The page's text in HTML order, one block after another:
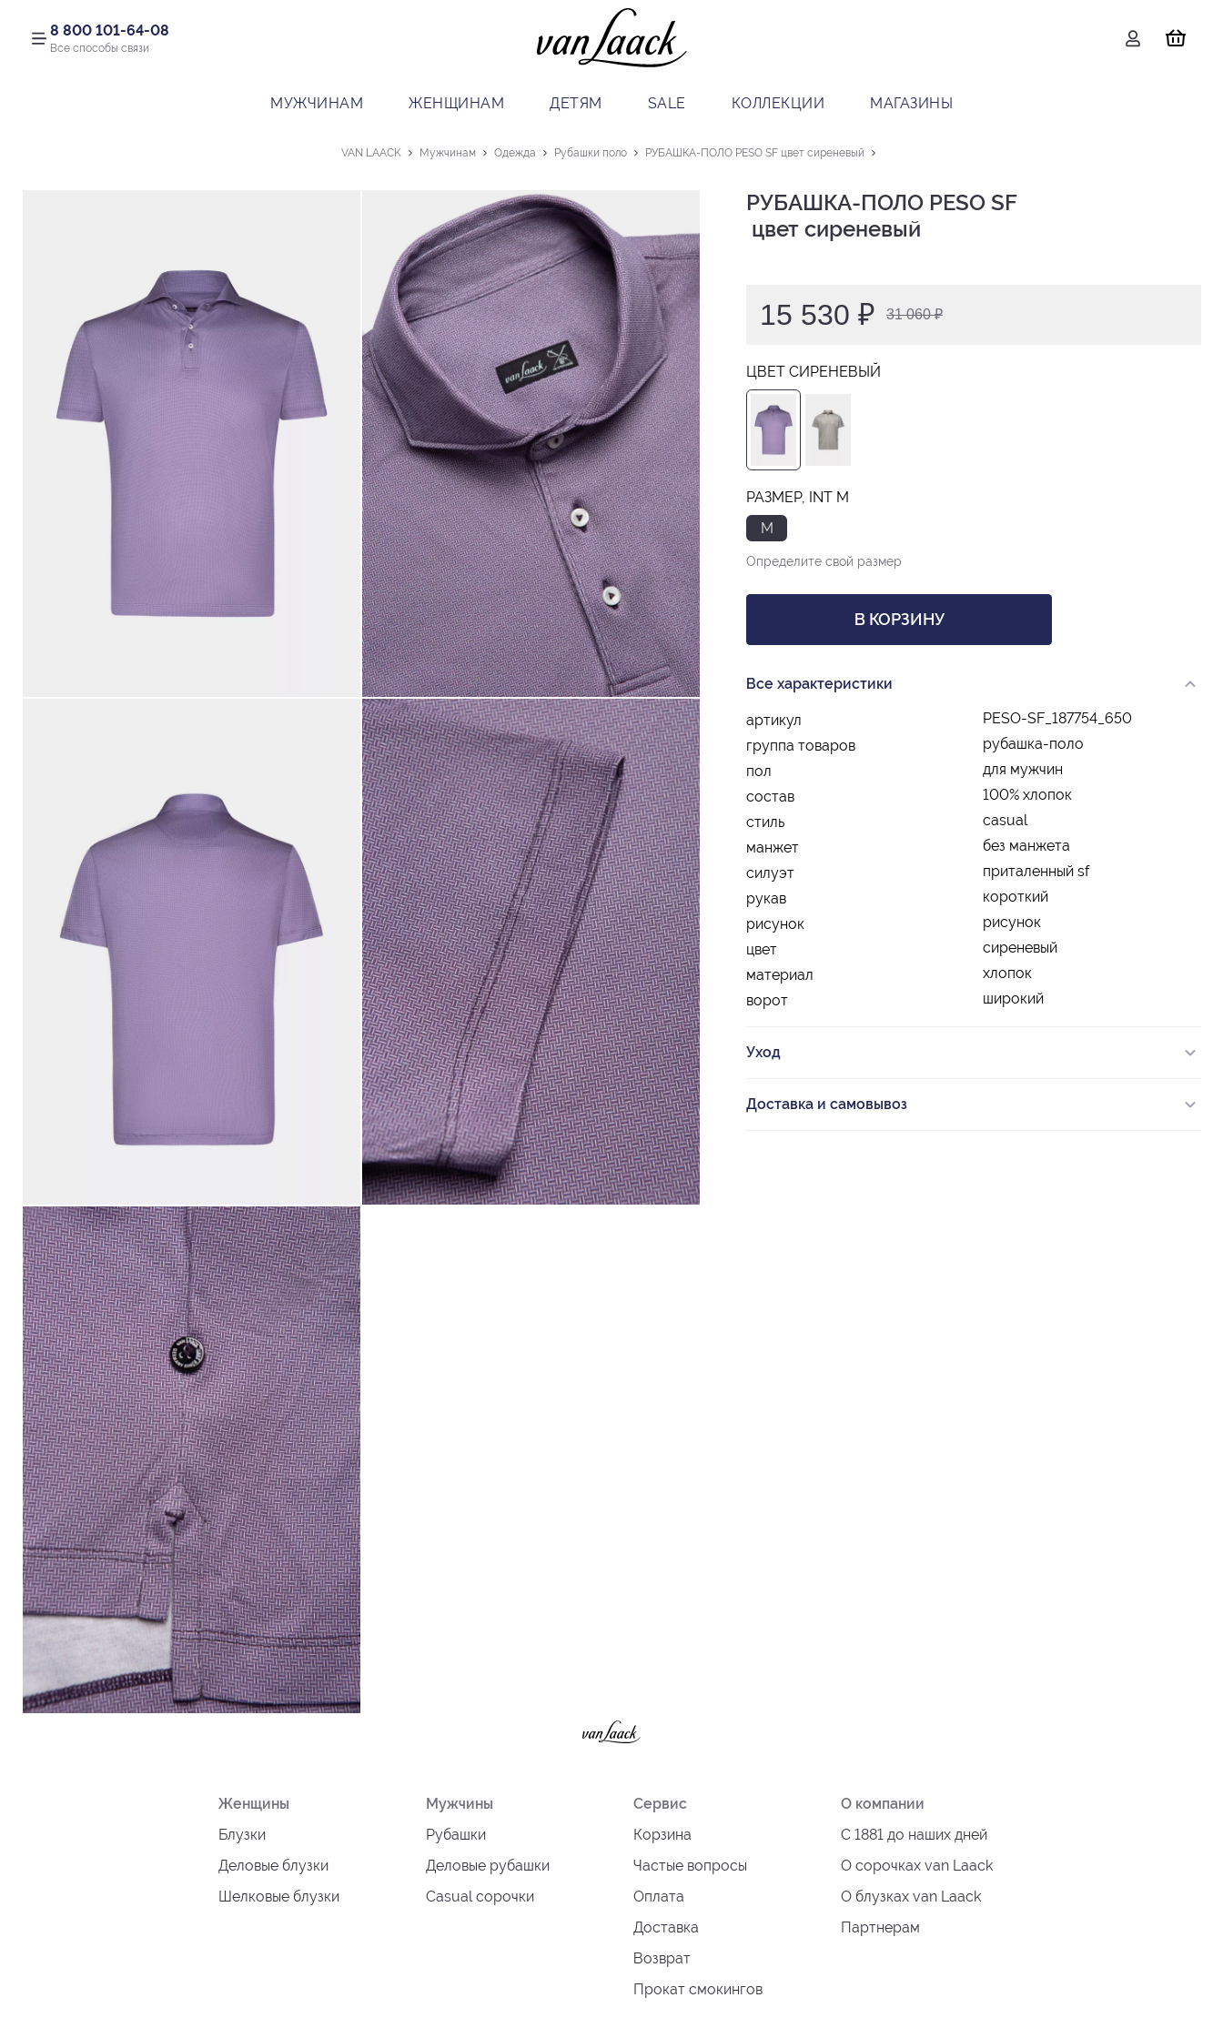
8 800 101-64-08
Все способы связи
МУЖЧИНАМ ЖЕНЩИНАМ ДЕТЯМ SALE КОЛЛЕКЦИИ МАГАЗИНЫ
VAN LAACK Мужчинам Одежда Рубашки поло РУБАШКА-ПОЛО PESO SF цвет сиреневый
РУБАШКА-ПОЛО PESO SF
цвет сиреневый
15 530 ₽ 31 060 ₽
ЦВЕТ СИРЕНЕВЫЙ
РАЗМЕР, INT M
M
Определите свой размер
В КОРЗИНУ
Все характеристики
артикул
PESO-SF_187754_650
группа товаров
рубашка-поло
пол
для мужчин
состав
100% хлопок
стиль
casual
манжет
без манжета
силуэт
приталенный sf
рукав
короткий
рисунок
рисунок
цвет
сиреневый
материал
хлопок
ворот
широкий
Уход
Доставка и самовывоз
Женщины
Блузки
Деловые блузки
Шелковые блузки
Мужчины
Рубашки
Деловые рубашки
Casual сорочки
Сервис
Корзина
Частые вопросы
Оплата
Доставка
Возврат
Прокат смокингов
О компании
С 1881 до наших дней
О сорочках van Laack
О блузках van Laack
Партнерам